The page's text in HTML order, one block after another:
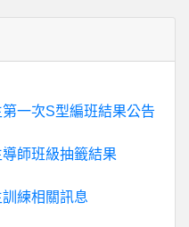
一次S型編班結果公告
師班級抽籤結果
練相關訊息